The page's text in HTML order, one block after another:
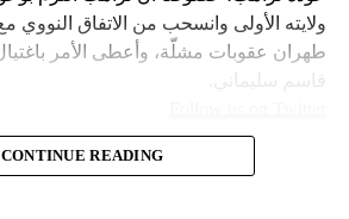
– نهاية عهد منظومة حوله آمنت بإمكان
امتداد لعهد باراك أوباما واتفاقه مع
ولايته الأولى وانسحب من الاتفاق
طهران عقوبات مشلّة، وأعطى الأمر
مع ارتفاع حظوظCONTINUE READING